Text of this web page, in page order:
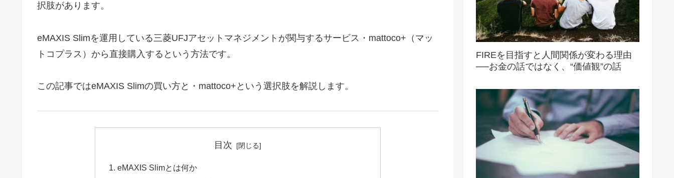
択肢があります。
eMAXIS Slimを運用している三菱UFJアセットマネジメントが関与するサービス・mattoco+（マッ
トコプラス）から直接購入するという方法です。
この記事ではeMAXIS Slimの買い方と・mattoco+という選択肢を解説します。
目次
eMAXIS Slimとは何か
FIREを目指すと人間関係が変わる理由
──お金の話ではなく、“価値観”の話